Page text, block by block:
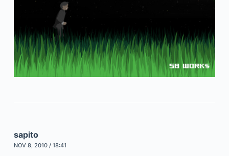
sapito
NOV 8, 2010 / 18:41